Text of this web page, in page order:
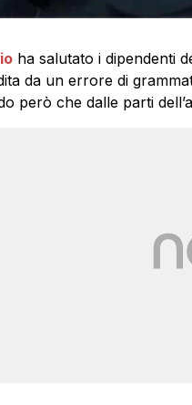
ha salutato i dipendenti
da un errore di
però che dalle parti